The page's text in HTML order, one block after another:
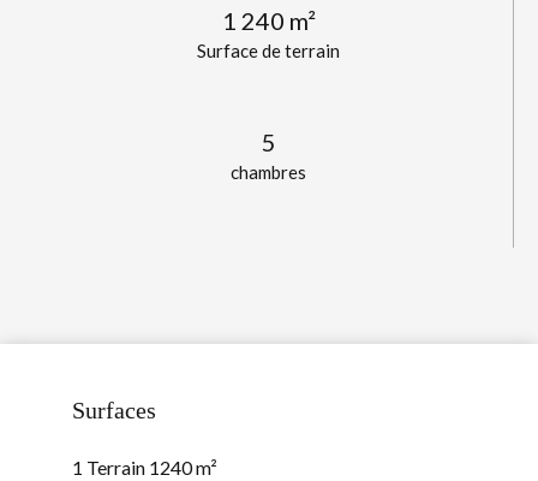
Surface de terrain
1 240 m²
chambres
5
Surfaces
1 Terrain 1240 m²